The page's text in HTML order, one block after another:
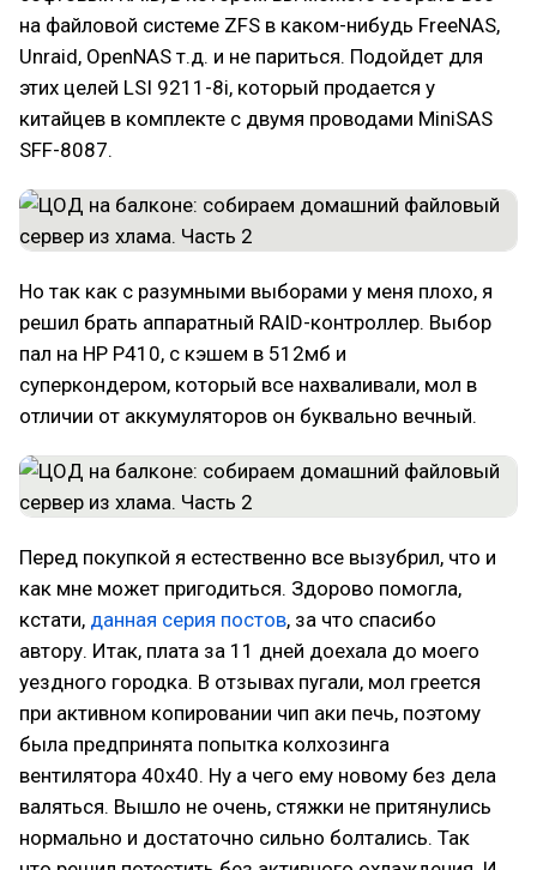
на файловой системе ZFS в каком-нибудь FreeNAS,
Unraid, OpenNAS т.д. и не париться. Подойдет для
этих целей LSI 9211-8i, который продается у
китайцев в комплекте с двумя проводами MiniSAS
SFF-8087.
Но так как с разумными выборами у меня плохо, я
решил брать аппаратный RAID-контроллер. Выбор
пал на HP P410, с кэшем в 512мб и
суперкондером, который все нахваливали, мол в
отличии от аккумуляторов он буквально вечный.
Перед покупкой я естественно все вызубрил, что и
как мне может пригодиться. Здорово помогла,
кстати, данная серия постов, за что спасибо
автору. Итак, плата за 11 дней доехала до моего
уездного городка. В отзывах пугали, мол греется
при активном копировании чип аки печь, поэтому
была предпринята попытка колхозинга
вентилятора 40х40. Ну а чего ему новому без дела
валяться. Вышло не очень, стяжки не притянулись
нормально и достаточно сильно болтались. Так